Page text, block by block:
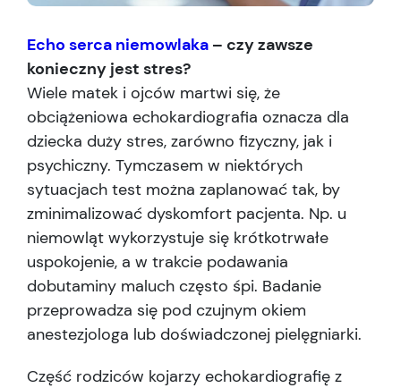
Echo serca niemowlaka – czy zawsze
konieczny jest stres?
Wiele matek i ojców martwi się, że
obciążeniowa echokardiografia oznacza dla
dziecka duży stres, zarówno fizyczny, jak i
psychiczny. Tymczasem w niektórych
sytuacjach test można zaplanować tak, by
zminimalizować dyskomfort pacjenta. Np. u
niemowląt wykorzystuje się krótkotrwałe
uspokojenie, a w trakcie podawania
dobutaminy maluch często śpi. Badanie
przeprowadza się pod czujnym okiem
anestezjologa lub doświadczonej pielęgniarki.
Część rodziców kojarzy echokardiografię z